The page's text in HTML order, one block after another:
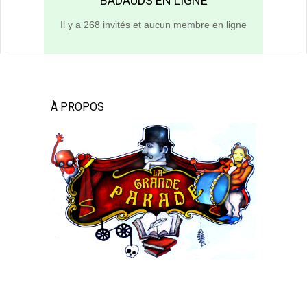
Il y a 268 invités et aucun membre en ligne
À PROPOS